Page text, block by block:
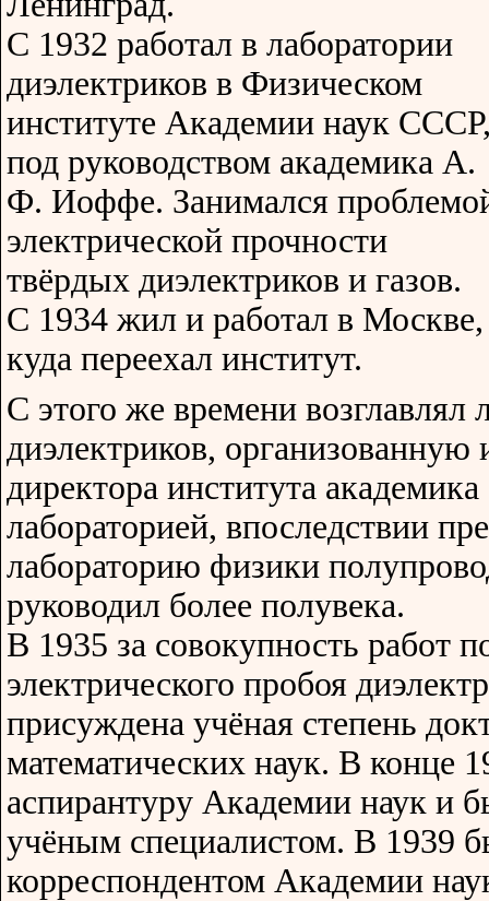
С 1932 работал в лаборатории
диэлектриков в Физическом
институте Академии наук
под руководством академика А.
Ф. Иоффе. Занимался
электрической прочности
твёрдых диэлектриков и газов.
С 1934 жил и работал в Москве,
куда переехал институт.
С этого же времени
диэлектриков,
директора института
лабораторией, впоследствии
лабораторию физики
руководил более полувека.
В 1935 за совокупность работ
электрического пробоя
присуждена учёная степень
математических наук. В конце
аспирантуру Академии наук и
учёным специалистом. В 1939
корреспондентом Академии